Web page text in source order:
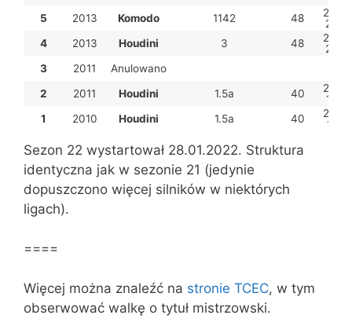
5
2013 Komodo 1142 48
25,0-
23,0
4
2013 Houdini 3 48
25,0-
23,0
3
2011
Anulowano
2
2011 Houdini 1.5a 40
22,0-
18,0
1
2010 Houdini 1.5a 40
23,5-
16,5
Sezon 22 wystartował 28.01.2022. Struktura
identyczna jak w sezonie 21 (jedynie
dopuszczono więcej silników w niektórych
ligach).
====
Więcej można znaleźć na stronie TCEC, w tym
obserwować walkę o tytuł mistrzowski.